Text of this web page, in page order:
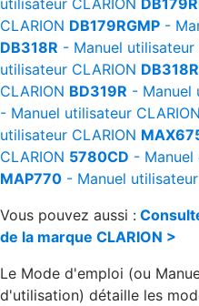
utilisateur CLARION
CLARION DB179RGMP -
DB318R - Manuel utilisateur
utilisateur CLARION
CLARION BD319R - Manuel
- Manuel utilisateur CLARION
utilisateur CLARION
CLARION 5780CD -
MAP770 - Manuel utilisateur
Vous pouvez aussi :
de la marque CLARION >
Le Mode d'emploi (ou
d'utilisation) détaille les